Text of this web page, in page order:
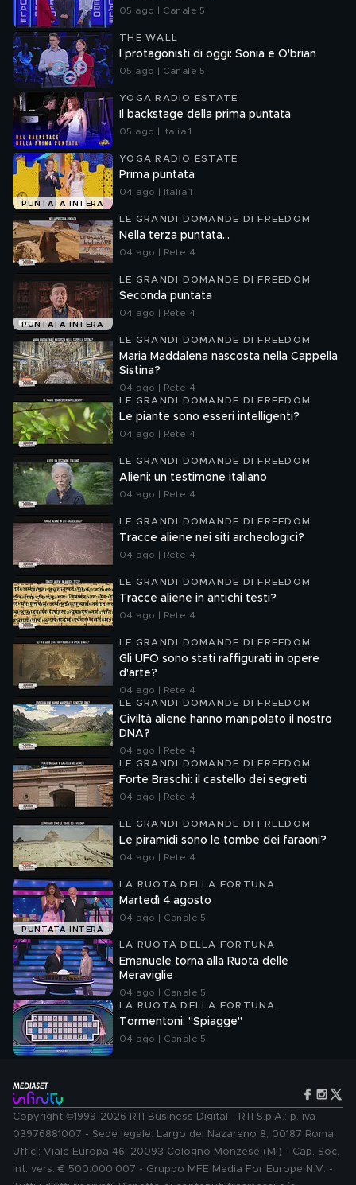
05 ago | Canale 5
THE WALL
I protagonisti di oggi: Sonia e O'brian
05 ago | Canale 5
YOGA RADIO ESTATE
Il backstage della prima puntata
05 ago | Italia 1
PUNTATA INTERA
YOGA RADIO ESTATE
Prima puntata
04 ago | Italia 1
LE GRANDI DOMANDE DI FREEDOM
Nella terza puntata...
04 ago | Rete 4
PUNTATA INTERA
LE GRANDI DOMANDE DI FREEDOM
Seconda puntata
04 ago | Rete 4
LE GRANDI DOMANDE DI FREEDOM
Maria Maddalena nascosta nella Cappella
Sistina?
04 ago | Rete 4
LE GRANDI DOMANDE DI FREEDOM
Le piante sono esseri intelligenti?
04 ago | Rete 4
LE GRANDI DOMANDE DI FREEDOM
Alieni: un testimone italiano
04 ago | Rete 4
LE GRANDI DOMANDE DI FREEDOM
Tracce aliene nei siti archeologici?
04 ago | Rete 4
LE GRANDI DOMANDE DI FREEDOM
Tracce aliene in antichi testi?
04 ago | Rete 4
LE GRANDI DOMANDE DI FREEDOM
Gli UFO sono stati raffigurati in opere
d'arte?
04 ago | Rete 4
LE GRANDI DOMANDE DI FREEDOM
Civiltà aliene hanno manipolato il nostro
DNA?
04 ago | Rete 4
LE GRANDI DOMANDE DI FREEDOM
Forte Braschi: il castello dei segreti
04 ago | Rete 4
LE GRANDI DOMANDE DI FREEDOM
Le piramidi sono le tombe dei faraoni?
04 ago | Rete 4
PUNTATA INTERA
LA RUOTA DELLA FORTUNA
Martedì 4 agosto
04 ago | Canale 5
LA RUOTA DELLA FORTUNA
Emanuele torna alla Ruota delle
Meraviglie
04 ago | Canale 5
LA RUOTA DELLA FORTUNA
Tormentoni: "Spiagge"
04 ago | Canale 5
Copyright ©1999-2026 RTI Business Digital - RTI S.p.A.: p. iva
03976881007 - Sede legale: Largo del Nazareno 8, 00187 Roma.
Uffici: Viale Europa 46, 20093 Cologno Monzese (MI) - Cap. Soc.
int. vers. € 500.000.007 - Gruppo MFE Media For Europe N.V. -